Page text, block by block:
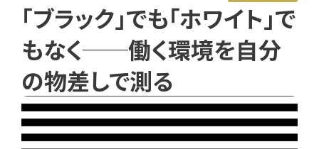
「ブラック」でも「ホワイト」で
もなく──働く環境を自分
の物差しで測る